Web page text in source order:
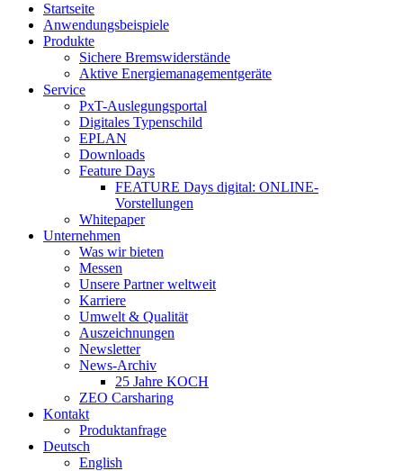
Startseite
Anwendungsbeispiele
Produkte
Sichere Bremswiderstände
Aktive Energiemanagementgeräte
Service
PxT-Auslegungsportal
Digitales Typenschild
EPLAN
Downloads
Feature Days
FEATURE Days digital: ONLINE-
Vorstellungen
Whitepaper
Unternehmen
Was wir bieten
Messen
Unsere Partner weltweit
Karriere
Umwelt & Qualität
Auszeichnungen
Newsletter
News-Archiv
25 Jahre KOCH
ZEO Carsharing
Kontakt
Produktanfrage
Deutsch
English